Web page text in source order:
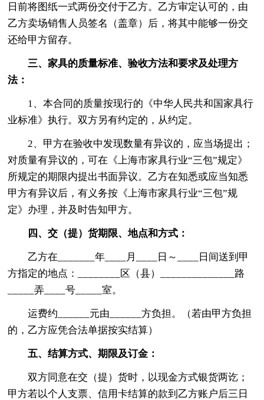
日前将图纸一式两份交付于乙方。乙方审定认可的，由
乙方卖场销售人员签名（盖章）后，将其中能够一份交
还给甲方留存。
三、家具的质量标准、验收方法和要求及处理方
法：
1、本合同的质量按现行的《中华人民共和国家具行
业标准》执行。双方另有约定的，从约定。
2、甲方在验收中发现数量有异议的，应当场提出；
对质量有异议的，可在《上海市家具行业“三包”规定》
所规定的期限内提出书面异议。乙方在知悉或应当知悉
甲方有异议后，有义务按《上海市家具行业“三包”规
定》办理，并及时告知甲方。
四、交（提）货期限、地点和方式：
乙方在_______年____月____日～____日间送到甲
方指定的地点：________区（县）______________路
_____弄____号_____室。
运费约______元由______方负担。（若由甲方负担
的，乙方应凭合法单据按实结算）
五、结算方式、期限及订金：
双方同意在交（提）货时，以现金方式银货两讫；
甲方若以个人支票、信用卡结算的款到乙方账户后三日